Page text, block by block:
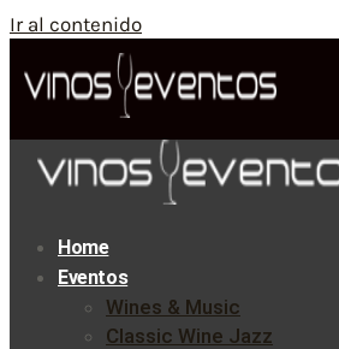
Ir al contenido
Home
Eventos
Wines & Music
Classic Wine Jazz